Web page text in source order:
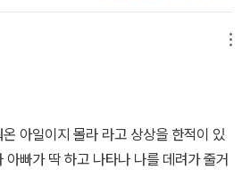
에게 어찌 복이 오지 않겠는가!이웃집의
동업하던 친구의 딸을 찾기 위해 백방
다. 그러던 중 자신을 모시던 람 다스에
의 불쌍한 아이 이야기를 듣는다. 어려
아이, 그 아이의 상상력을 현실로 바꾸
계획을 세우는데... 춥고 배고팠던 아이
뀌고, 식탁에는 배부르게 먹을 음식이
공녀> 80p 중에서 -육아의 힘겨움 중에
내 마음대로 쓸 수가 없다는 것일 것이다.
도 있고 아이들이 주는 기쁨도 분명 크
느낌은 분명 괴로운 것이었다. 자고 싶
먹을 수 없는 건 물론, 책 한권도 마음
그렇기에 <소공녀>를 읽으며 제일 공감
자이기 때문에 민친 선생님은 세라에게
런데 세라의 부자 아빠가 돌아가셨다는
은 세라를 무시하고 비난합니다.세라는
다스의 마법 같은 도움으로 세라는 희망
동안 찾아헤메던 캐르스퍼드씨는 세라
가 된 세라와 깨달은 민친, 아멜리아 선
느낍니다.우리도 세라처럼 품위를 지
아일이지 몰라 라고 상상을 한적이 있
아빠가 딱 하고 나타나 나를 데려가 줄거